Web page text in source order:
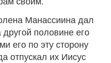
Манассиина дал
половине его
его по эту сторону
отпускал их Иисус